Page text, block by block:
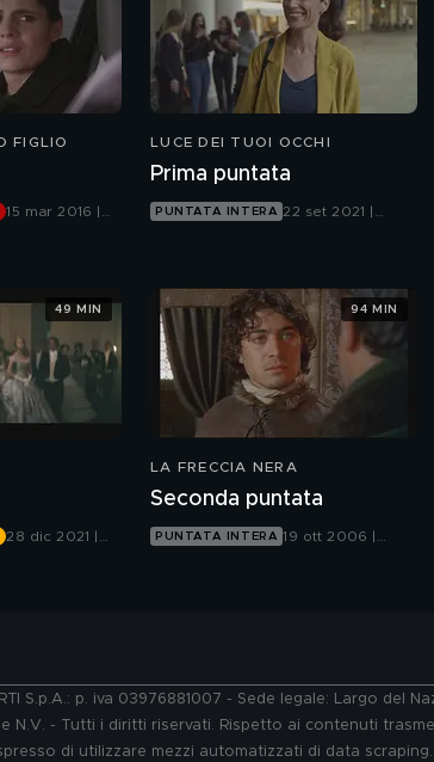
FIGLIO
15 mar 2016 |
LUCE DEI TUOI OCCHI
Prima puntata
PUNTATA INTERA 22 set 2021 |
28 dic 2021 |
49 MIN
LA FRECCIA NERA
Seconda puntata
PUNTATA INTERA 19 ott 2006 |
94 MIN
S.p.A.: p. iva 03976881007 - Sede legale: Largo del
N.V. - Tutti i diritti riservati. Rispetto ai contenuti
di utilizzare mezzi automatizzati di data scraping.